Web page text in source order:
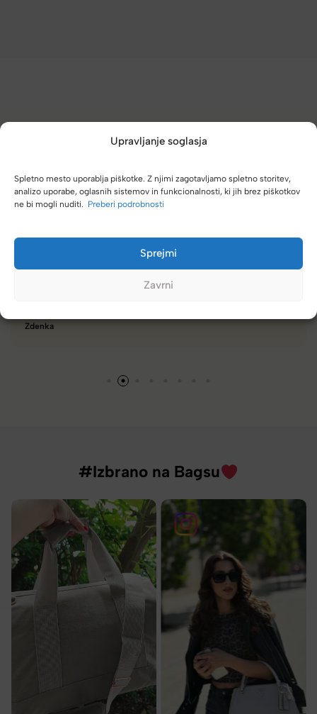
Upravljanje soglasja
Spletno mesto uporablja piškotke. Z njimi zagotavljamo spletno storitev,
analizo uporabe, oglasnih sistemov in funkcionalnosti, ki jih brez piškotkov
ne bi mogli nuditi. Preberi podrobnosti
Sprejmi
Zavrni
(4,8/5)
izbire.
Zelo dobra trgovina za torbe in
#Izbrano na Bagsu